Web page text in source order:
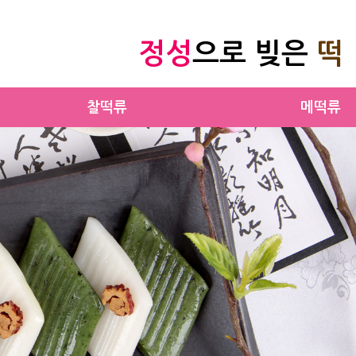
정성으로 빚은 떡
찰떡류 메떡류